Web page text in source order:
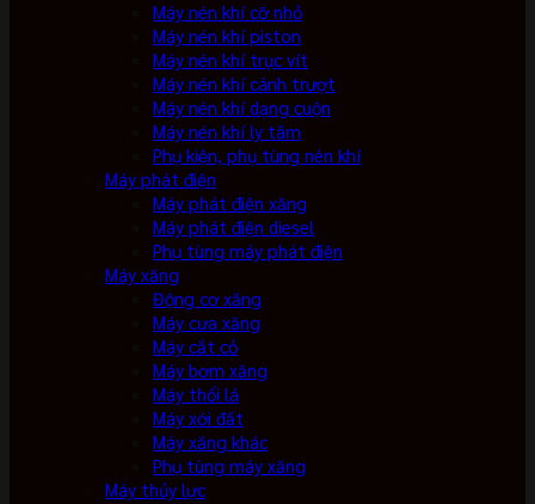
Máy nén khí cỡ nhỏ
Máy nén khí piston
Máy nén khí trục vít
Máy nén khí cánh trượt
Máy nén khí dạng cuộn
Máy nén khí ly tâm
Phụ kiện, phụ tùng nén khí
Máy phát điện
Máy phát điện xăng
Máy phát điện diesel
Phụ tùng máy phát điện
Máy xăng
Động cơ xăng
Máy cưa xăng
Máy cắt cỏ
Máy bơm xăng
Máy thổi lá
Máy xới đất
Máy xăng khác
Phụ tùng máy xăng
Máy thủy lực